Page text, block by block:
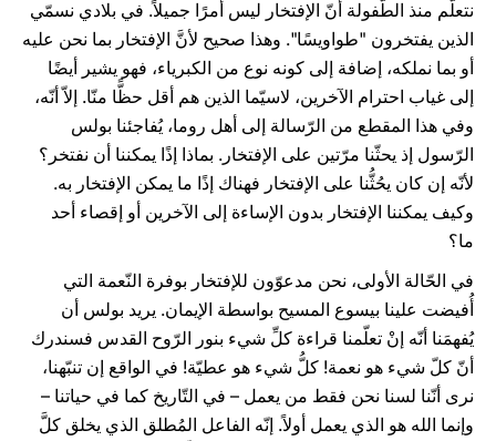
نتعلّم منذ الطّفولة أنّ الإفتخار ليس أمرًا جميلاً. في بلادي نسمّي
الذين يفتخرون "طواويسًا". وهذا صحيح لأنَّ الإفتخار بما نحن عليه
أو بما نملكه، إضافة إلى كونه نوع من الكبرياء، فهو يشير أيضًا
إلى غياب احترام الآخرين، لاسيّما الذين هم أقل حظًّا منّا. إلاّ أنّه،
وفي هذا المقطع من الرّسالة إلى أهل روما، يُفاجئنا بولس
الرّسول إذ يحثّنا مرّتين على الإفتخار. بماذا إذًا يمكننا أن نفتخر؟
لأنّه إن كان يحُثُّنا على الإفتخار فهناك إذًا ما يمكن الإفتخار به.
وكيف يمكننا الإفتخار بدون الإساءة إلى الآخرين أو إقصاء أحد
ما؟
في الحّالة الأولى، نحن مدعوّون للإفتخار بوفرة النّعمة التي
أُفيضت علينا بيسوع المسيح بواسطة الإيمان. يريد بولس أن
يُفهمَنا أنّه إنْ تعلّمنا قراءة كلِّ شيء بنور الرّوح القدس فسندرك
أنّ كلّ شيء هو نعمة! كلُّ شيء هو عطيّة! في الواقع إن تنبّهنا،
نرى أنّنا لسنا نحن فقط من يعمل – في التّاريخ كما في حياتنا –
وإنما الله هو الذي يعمل أولاً. إنّه الفاعل المُطلق الذي يخلق كلَّ